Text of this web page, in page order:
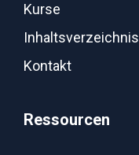
Kurse
Inhaltsverzeichnis
Kontakt
Ressourcen